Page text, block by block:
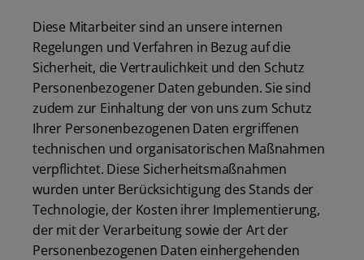
Diese Mitarbeiter sind an unsere internen
Regelungen und Verfahren in Bezug auf die
Sicherheit, die Vertraulichkeit und den Schutz
Personenbezogener Daten gebunden. Sie sind
zudem zur Einhaltung der von uns zum Schutz
Ihrer Personenbezogenen Daten ergriffenen
technischen und organisatorischen Maßnahmen
verpflichtet. Diese Sicherheitsmaßnahmen
wurden unter Berücksichtigung des Stands der
Technologie, der Kosten ihrer Implementierung,
der mit der Verarbeitung sowie der Art der
Personenbezogenen Daten einhergehenden